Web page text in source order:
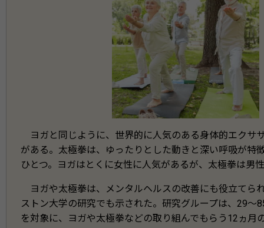
ヨガと同じように、世界的に人気のある身体的エクサ
がある。太極拳は、ゆったりとした動きと深い呼吸が特
ひとつ。ヨガはとくに女性に人気があるが、太極拳は男
ヨガや太極拳は、メンタルヘルスの改善にも役立てら
ストン大学の研究でも示された。研究グループは、29～
を対象に、ヨガや太極拳などの取り組んでもらう12ヵ月